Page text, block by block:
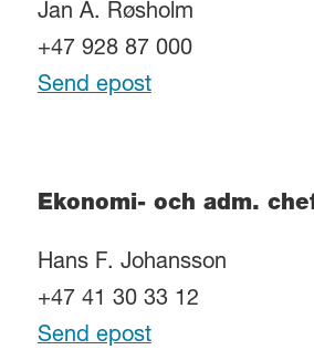
Jan A. Røsholm
+47 928 87 000
Send epost
Ekonomi- och adm.
Hans F. Johansson
+47 41 30 33 12
Send epost